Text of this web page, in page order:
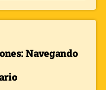
Navegando